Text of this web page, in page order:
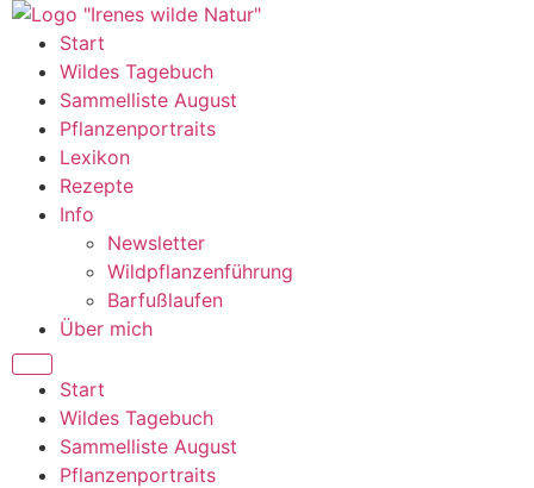
Zum
Inhalt
wechseln
Start
Wildes Tagebuch
Sammelliste August
Pflanzenportraits
Lexikon
Rezepte
Info
Newsletter
Wildpflanzenführung
Barfußlaufen
Über mich
Start
Wildes Tagebuch
Sammelliste August
Pflanzenportraits